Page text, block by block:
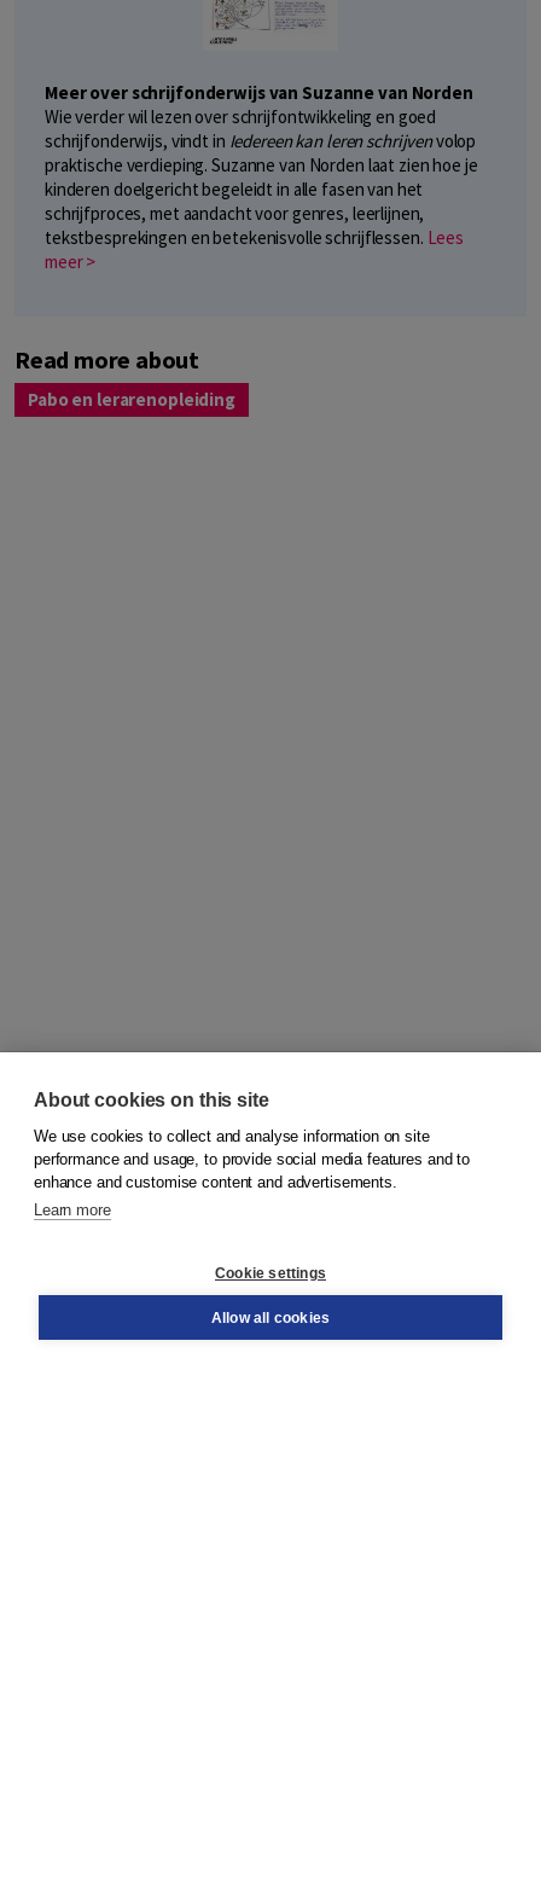
Meer over schrijfonderwijs van Suzanne van Norden
Wie verder wil lezen over schrijfontwikkeling en goed
schrijfonderwijs, vindt in Iedereen kan leren schrijvenvolop
praktische verdieping. Suzanne van Norden laat zien hoe je
kinderen doelgericht begeleidt in alle fasen van het
schrijfproces, met aandacht voor genres, leerlijnen,
tekstbesprekingen en betekenisvolle schrijflessen. Lees
meer >
Read more about
Pabo en lerarenopleiding
© 2026Koninklijke Boom uitgevers
Order
About cookies on this site
We use cookies to collect and analyse information on site
performance and usage, to provide social media features and to
enhance and customise content and advertisements.
Learn more
Cookie settings
Allow all cookies